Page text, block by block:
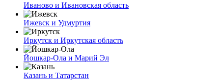
Иваново и Ивановская область
Ижевск и Удмуртия
Иркутск и Иркутская область
Йошкар-Ола и Марий Эл
Казань и Татарстан